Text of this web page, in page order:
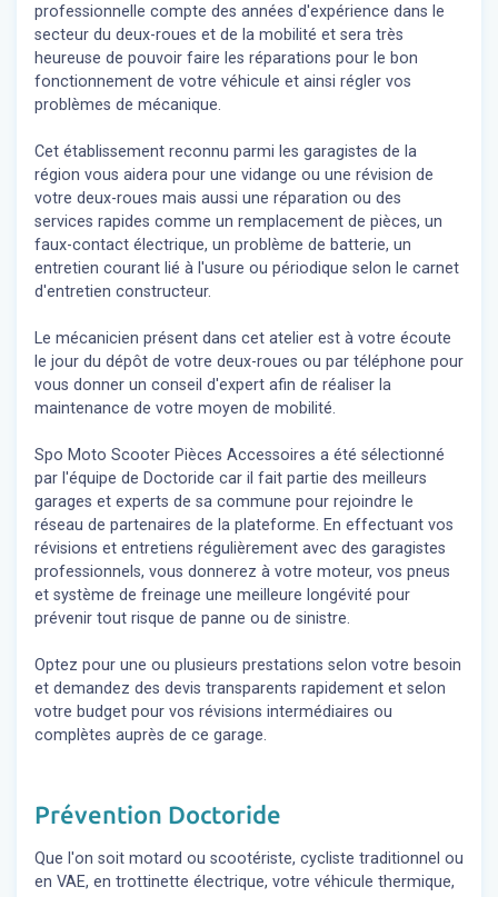
professionnelle compte des années d'expérience dans le
secteur du deux-roues et de la mobilité et sera très
heureuse de pouvoir faire les réparations pour le bon
fonctionnement de votre véhicule et ainsi régler vos
problèmes de mécanique.
Cet établissement reconnu parmi les garagistes de la
région vous aidera pour une vidange ou une révision de
votre deux-roues mais aussi une réparation ou des
services rapides comme un remplacement de pièces, un
faux-contact électrique, un problème de batterie, un
entretien courant lié à l'usure ou périodique selon le carnet
d'entretien constructeur.
Le mécanicien présent dans cet atelier est à votre écoute
le jour du dépôt de votre deux-roues ou par téléphone pour
vous donner un conseil d'expert afin de réaliser la
maintenance de votre moyen de mobilité.
Spo Moto Scooter Pièces Accessoires a été sélectionné
par l'équipe de Doctoride car il fait partie des meilleurs
garages et experts de sa commune pour rejoindre le
réseau de partenaires de la plateforme. En effectuant vos
révisions et entretiens régulièrement avec des garagistes
professionnels, vous donnerez à votre moteur, vos pneus
et système de freinage une meilleure longévité pour
prévenir tout risque de panne ou de sinistre.
Optez pour une ou plusieurs prestations selon votre besoin
et demandez des devis transparents rapidement et selon
votre budget pour vos révisions intermédiaires ou
complètes auprès de ce garage.
Prévention Doctoride
Que l'on soit motard ou scootériste, cycliste traditionnel ou
en VAE, en trottinette électrique, votre véhicule thermique,